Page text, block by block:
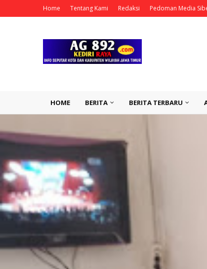
Home Tentang Kami Redaksi Pedoman Media
HOME BERITA BERITA TERBARU